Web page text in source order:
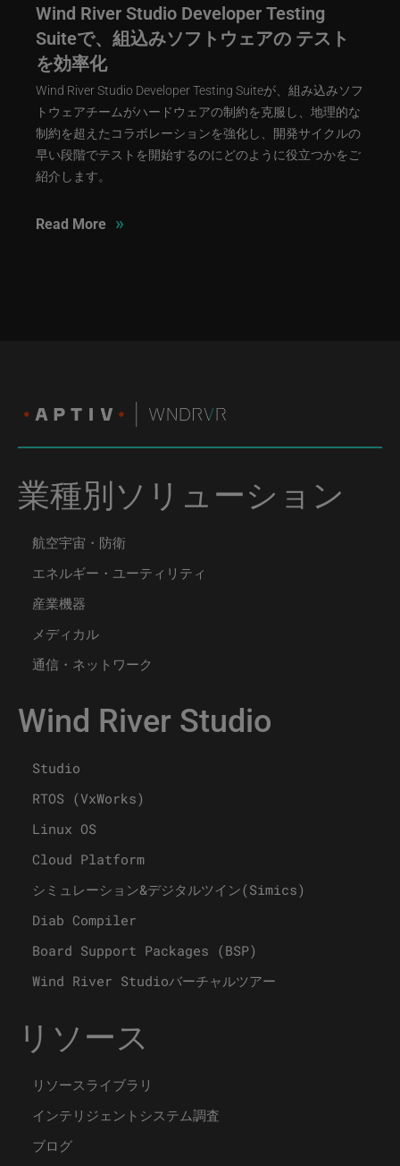
Wind River Studio Developer Testing
Suiteで、組込みソフトウェアの テスト
を効率化
Wind River Studio Developer Testing Suiteが、組み込みソフ
トウェアチームがハードウェアの制約を克服し、地理的な
制約を超えたコラボレーションを強化し、開発サイクルの
早い段階でテストを開始するのにどのように役立つかをご
紹介します。
Read More »
業種別ソリューション
航空宇宙・防衛
エネルギー・ユーティリティ
産業機器
メディカル
通信・ネットワーク
Wind River Studio
Studio
RTOS (VxWorks)
Linux OS
Cloud Platform
シミュレーション&デジタルツイン(Simics)
Diab Compiler
Board Support Packages (BSP)
Wind River Studioバーチャルツアー
リソース
リソースライブラリ
インテリジェントシステム調査
ブログ